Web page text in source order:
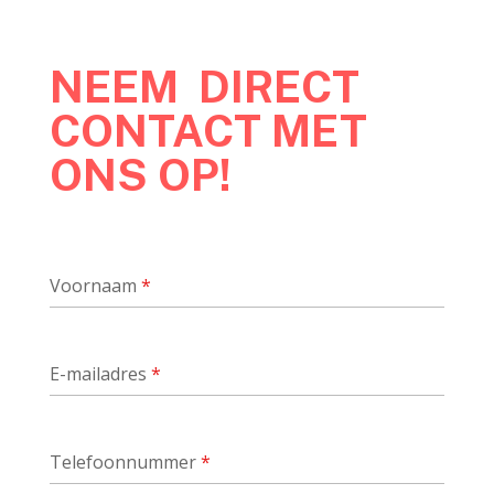
NEEM DIRECT
CONTACT MET
ONS OP!
Voornaam *
E-mailadres *
Telefoonnummer*